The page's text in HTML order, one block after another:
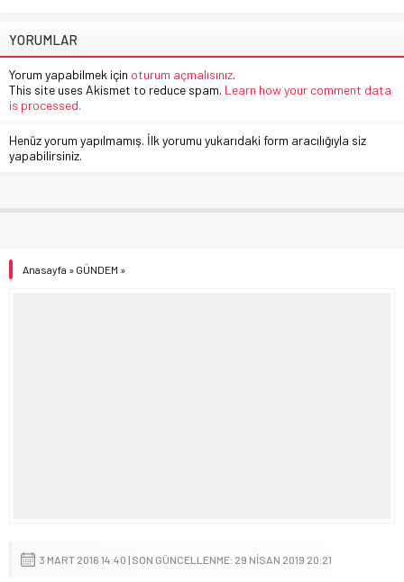
YORUMLAR
Yorum yapabilmek için oturum açmalısınız.
This site uses Akismet to reduce spam. Learn how your comment data
is processed.
Henüz yorum yapılmamış. İlk yorumu yukarıdaki form aracılığıyla siz
yapabilirsiniz.
Anasayfa » GÜNDEM »
3 MART 2016 14:40 | SON GÜNCELLENME: 29 NISAN 2019 20:21